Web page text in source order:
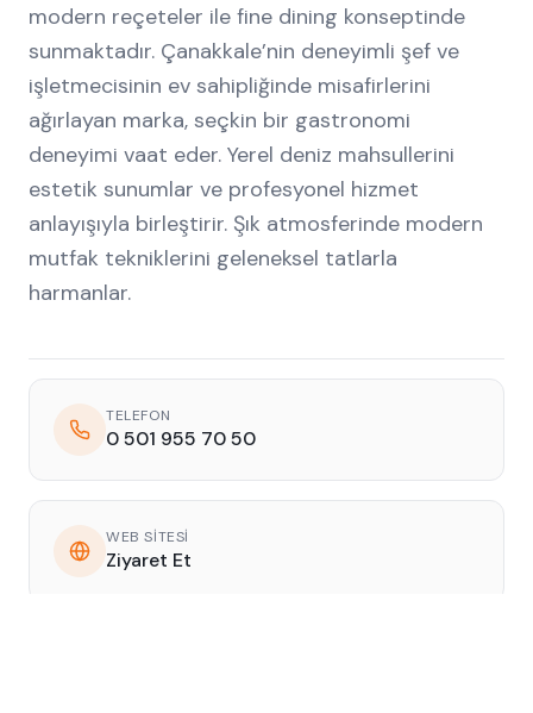
modern reçeteler ile fine dining konseptinde
sunmaktadır. Çanakkale’nin deneyimli şef ve
işletmecisinin ev sahipliğinde misafirlerini
ağırlayan marka, seçkin bir gastronomi
deneyimi vaat eder. Yerel deniz mahsullerini
estetik sunumlar ve profesyonel hizmet
anlayışıyla birleştirir. Şık atmosferinde modern
mutfak tekniklerini geleneksel tatlarla
harmanlar.
TELEFON
0 501 955 70 50
WEB SITESI
Ziyaret Et